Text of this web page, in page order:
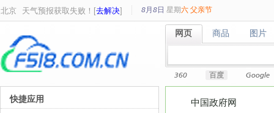
北京 天气预报获取失败！[去解决] 8月8日 星期六 父亲节
网页
网页 商品
商品 图片
图片
360 百度 Google
中国政府网
快捷应用